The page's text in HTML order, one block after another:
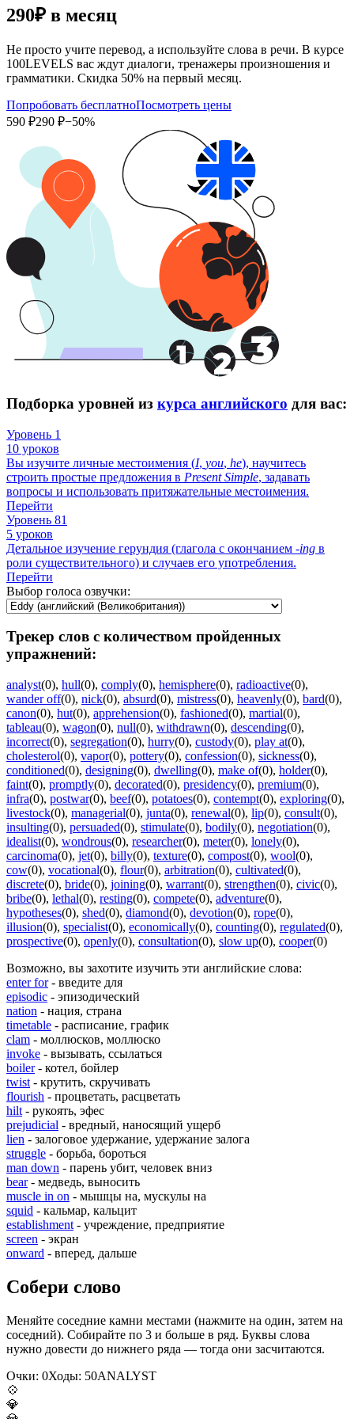
290₽ в месяц
Не просто учите перевод, а используйте слова в речи. В курсе
100LEVELS вас ждут диалоги, тренажеры произношения и
грамматики. Скидка 50% на первый месяц.
Попробовать бесплатноПосмотреть цены
590 ₽290 ₽−50%
Подборка уровней из курса английского для вас:
Уровень 1
10 уроков
Вы изучите личные местоимения (I, you, he), научитесь
строить простые предложения в Present Simple, задавать
вопросы и использовать притяжательные местоимения.
Перейти
Уровень 81
5 уроков
Детальное изучение герундия (глагола с окончанием -ing в
роли существительного) и случаев его употребления.
Перейти
Выбор голоса озвучки:
Трекер слов с количеством пройденных
упражнений:
analyst(0), hull(0), comply(0), hemisphere(0), radioactive(0),
wander off(0), nick(0), absurd(0), mistress(0), heavenly(0), bard(0),
canon(0), hut(0), apprehension(0), fashioned(0), martial(0),
tableau(0), wagon(0), null(0), withdrawn(0), descending(0),
incorrect(0), segregation(0), hurry(0), custody(0), play at(0),
cholesterol(0), vapor(0), pottery(0), confession(0), sickness(0),
conditioned(0), designing(0), dwelling(0), make of(0), holder(0),
faint(0), promptly(0), decorated(0), presidency(0), premium(0),
infra(0), postwar(0), beef(0), potatoes(0), contempt(0), exploring(0),
livestock(0), managerial(0), junta(0), renewal(0), lip(0), consult(0),
insulting(0), persuaded(0), stimulate(0), bodily(0), negotiation(0),
idealist(0), wondrous(0), researcher(0), meter(0), lonely(0),
carcinoma(0), jet(0), billy(0), texture(0), compost(0), wool(0),
cow(0), vocational(0), flour(0), arbitration(0), cultivated(0),
discrete(0), bride(0), joining(0), warrant(0), strengthen(0), civic(0),
bribe(0), lethal(0), resting(0), compete(0), adventure(0),
hypotheses(0), shed(0), diamond(0), devotion(0), rope(0),
illusion(0), specialist(0), economically(0), counting(0), regulated(0),
prospective(0), openly(0), consultation(0), slow up(0), cooper(0)
Возможно, вы захотите изучить эти английские слова:
enter for- введите для
episodic - эпизодический
nation - нация, страна
timetable - расписание, график
clam - моллюсков, моллюско
invoke - вызывать, ссылаться
boiler- котел, бойлер
twist - крутить, скручивать
flourish - процветать, расцветать
hilt - рукоять, эфес
prejudicial - вредный, наносящий ущерб
lien - залоговое удержание, удержание залога
struggle - борьба, бороться
man down - парень убит, человек вниз
bear- медведь, выносить
muscle in on - мышцы на, мускулы на
squid - кальмар, кальцит
establishment - учреждение, предприятие
screen - экран
onward - вперед, дальше
Собери слово
Меняйте соседние камни местами (нажмите на один, затем на
соседний). Собирайте по 3 и больше в ряд. Буквы слова
нужно довести до нижнего ряда — тогда они засчитаются.
Очки: 0Ходы: 50ANALYST
💠
💎